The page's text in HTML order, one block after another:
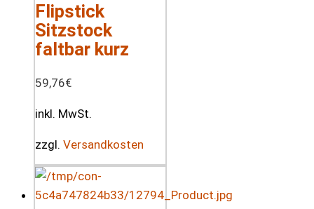
Flipstick
Sitzstock
faltbar kurz
59,76€
inkl. MwSt.
zzgl. Versandkosten